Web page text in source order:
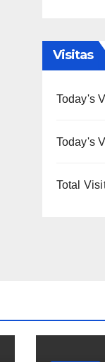
Visitas
Today's
Today's
Total